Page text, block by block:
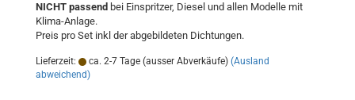
NICHT passend bei Einspritzer, Diesel und allen Modelle mit
Klima-Anlage.
Preis pro Set inkl der abgebildeten Dichtungen.
Lieferzeit: ca. 2-7 Tage (ausser Abverkäufe) (Ausland
abweichend)